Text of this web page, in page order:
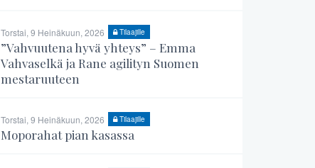
Torstai, 9 Heinäkuun, 2026 Tilaajille
”Vahvuutena hyvä yhteys” – Emma
Vahvaselkä ja Rane agilityn Suomen
mestaruuteen
Torstai, 9 Heinäkuun, 2026 Tilaajille
Moporahat pian kasassa